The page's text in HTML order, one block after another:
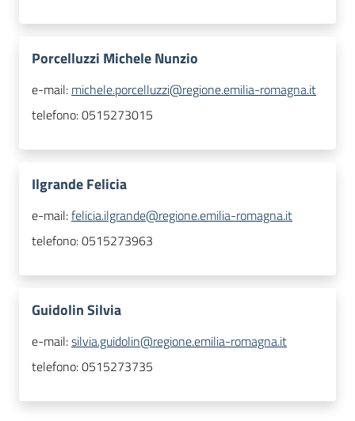
Porcelluzzi Michele Nunzio
e-mail: michele.porcelluzzi@regione.emilia-romagna.it
telefono:0515273015
Ilgrande Felicia
e-mail:felicia.ilgrande@regione.emilia-romagna.it
telefono:0515273963
Guidolin Silvia
e-mail:silvia.guidolin@regione.emilia-romagna.it
telefono:0515273735